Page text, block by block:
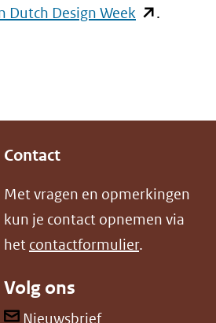
nieuw
website)
Dutch Design Week(opent
andere
website)
.
Contact
Met vragen en opmerkingen
kun je contact opnemen via
het contactformulier.
Volg ons
Nieuwsbrief(opent